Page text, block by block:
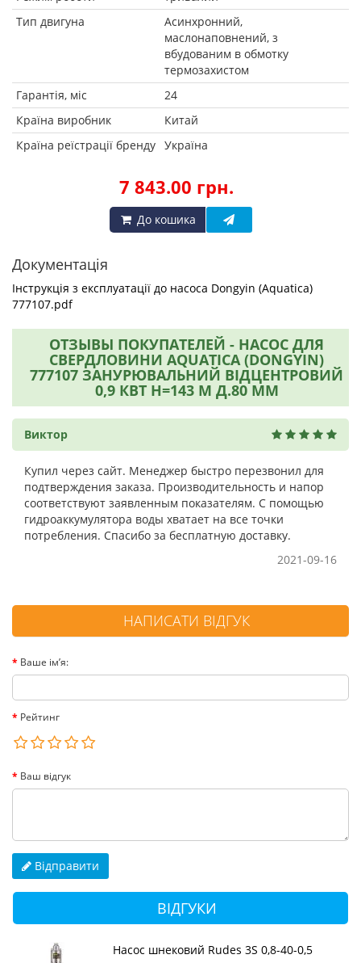
Тип двигуна
Асинхронний,
маслонаповнений, з
вбудованим в обмотку
термозахистом
Гарантія, міс
24
Країна виробник
Китай
Країна реїстрації бренду Україна
7 843.00 грн.
До кошика
Документація
Інструкція з експлуатації до насоса Dongyin (Aquatica)
777107.pdf
ОТЗЫВЫ ПОКУПАТЕЛЕЙ - НАСОС ДЛЯ
СВЕРДЛОВИНИ AQUATICA (DONGYIN)
777107 ЗАНУРЮВАЛЬНИЙ ВІДЦЕНТРОВИЙ
0,9 КВТ H=143 М Д.80 ММ
Виктор
Купил через сайт. Менеджер быстро перезвонил для
подтверждения заказа. Производительность и напор
соответствуют заявленным показателям. С помощью
гидроаккумулятора воды хватает на все точки
потребления. Спасибо за бесплатную доставку.
2021-09-16
НАПИСАТИ ВІДГУК
Ваше ім’я:
Рейтинг
Ваш відгук
Відправити
ВІДГУКИ
Насос шнековий Rudes 3S 0,8-40-0,5